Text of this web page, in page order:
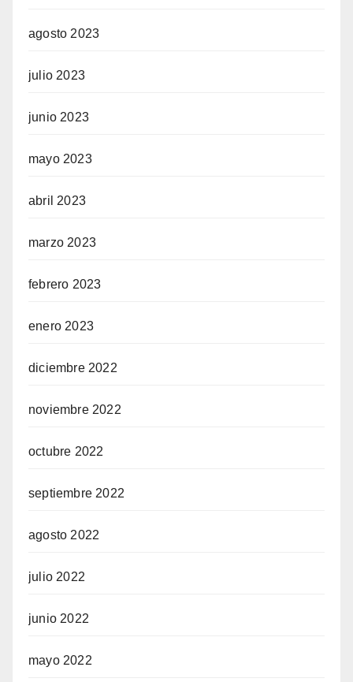
agosto 2023
julio 2023
junio 2023
mayo 2023
abril 2023
marzo 2023
febrero 2023
enero 2023
diciembre 2022
noviembre 2022
octubre 2022
septiembre 2022
agosto 2022
julio 2022
junio 2022
mayo 2022